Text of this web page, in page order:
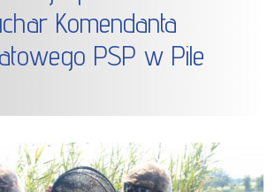
Komendanta
PSP w Pile